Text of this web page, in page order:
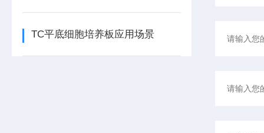
TC平底细胞培养板应用场景